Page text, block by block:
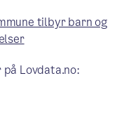
tilbyr barn og
Lovdata.no: